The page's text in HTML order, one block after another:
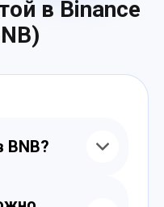
в Binance
BNB?
и отправляете